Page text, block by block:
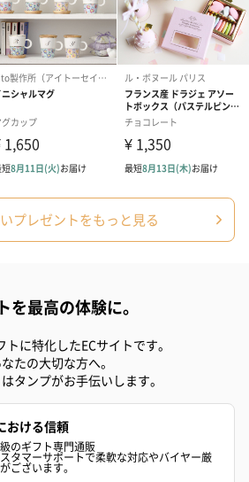
出産祝い（御出産御
祝）（110円）
内祝い_蝶結
（110円）
フト
おすすめです。新生活を彩るギフトオプ
します。
ブライダルロリポップ
タオル）（
プレゼントをもっと見る
を最高の体験に。
トに特化したECサイトです。
たの大切な方へ。
タンプがお手伝いします。
おける信頼
のギフト専門通販
タマーサポートで柔軟な対応やバイヤー厳
ございます。